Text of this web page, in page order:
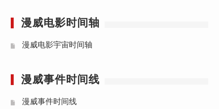
漫威电影时间轴
漫威电影宇宙时间轴
漫威事件时间线
漫威事件时间线